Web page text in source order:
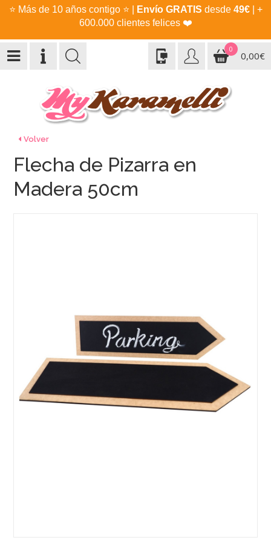
⭐ Más de 10 años contigo ⭐ Envío GRATIS desde 49€| +
600.000 clientes felices ❤️
0
0,00€
Volver
Flecha de Pizarra en
Madera 50cm